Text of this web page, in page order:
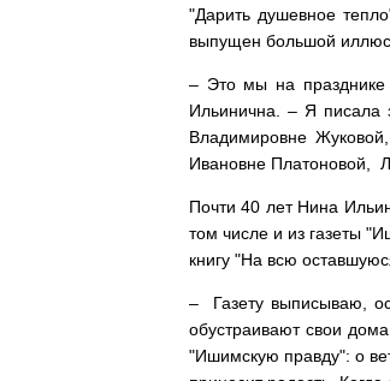
"Дарить душевное
выпущен большой
– Это мы на
Ильинична. – Я писала
Владимировне
Ивановне Платоновой,
Почти 40 лет Нина
том числе и из газеты
книгу "На всю
– Газету выписываю,
обустраивают свои
"Ишимскую правду": о